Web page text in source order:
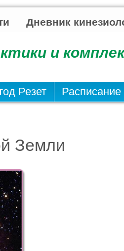
Дневник
и
Резет Расписание
Земли